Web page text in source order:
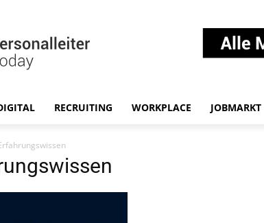
RECRUITING WORKPLACE JOBMARKT